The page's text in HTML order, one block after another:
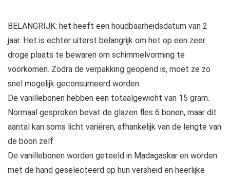
BELANGRIJK: het heeft een houdbaarheidsdatum van 2
jaar. Het is echter uiterst belangrijk om het op een zeer
droge plaats te bewaren om schimmelvorming te
voorkomen. Zodra de verpakking geopend is, moet ze zo
snel mogelijk geconsumeerd worden.
De vanillebonen hebben een totaalgewicht van 15 gram.
Normaal gesproken bevat de glazen fles 6 bonen, maar dit
aantal kan soms licht variëren, afhankelijk van de lengte van
de boon zelf.
De vanillebonen worden geteeld in Madagaskar en worden
met de hand geselecteerd op hun versheid en heerlijke